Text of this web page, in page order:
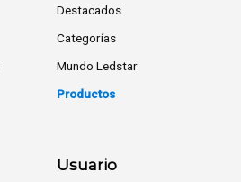
Destacados
Categorías
Mundo Ledstar
Productos
Usuario